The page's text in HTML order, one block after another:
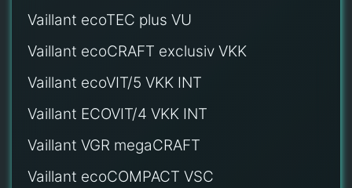
Vaillant ecoTEC plus VU
Vaillant ecoCRAFT exclusiv VKK
Vaillant ecoVIT/5 VKK INT
Vaillant ECOVIT/4 VKK INT
Vaillant VGR megaCRAFT
Vaillant ecoCOMPACT VSC